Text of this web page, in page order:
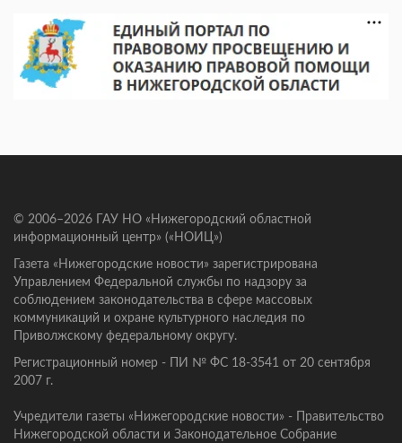
© 2006–2026 ГАУ НО «Нижегородский областной
информационный центр» («НОИЦ»)
Газета «Нижегородские новости» зарегистрирована
Управлением Федеральной службы по надзору за
соблюдением законодательства в сфере массовых
коммуникаций и охране культурного наследия по
Приволжскому федеральному округу.
Регистрационный номер - ПИ № ФС 18-3541 от 20 сентября
2007 г.
Учредители газеты «Нижегородские новости» - Правительство
Нижегородской области и Законодательное Собрание